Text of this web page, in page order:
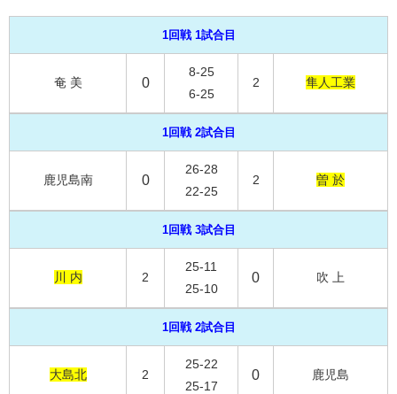
1回戦 1試合目
奄 美 0
8-25
6-25
2 隼人工業
1回戦 2試合目
鹿児島南 0
26-28
22-25
2 曽 於
1回戦 3試合目
川 内 2
25-11
25-10
0 吹 上
1回戦 2試合目
大島北 2
25-22
25-17
0 鹿児島